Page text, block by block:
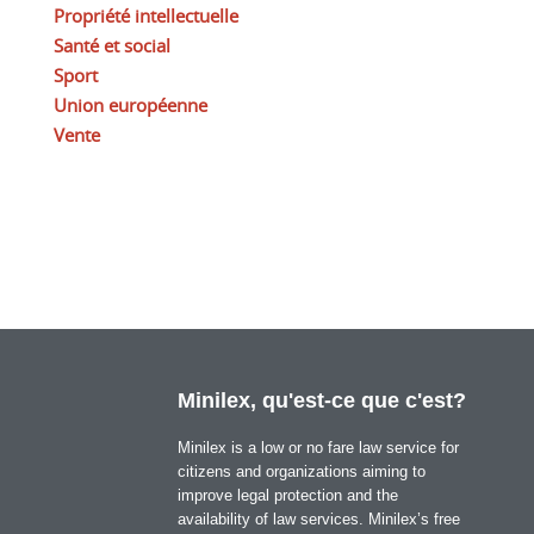
Propriété intellectuelle
Santé et social
Sport
Union européenne
Vente
Minilex, qu'est-ce que c'est?
Minilex is a low or no fare law service for
citizens and organizations aiming to
improve legal protection and the
availability of law services. Minilex’s free